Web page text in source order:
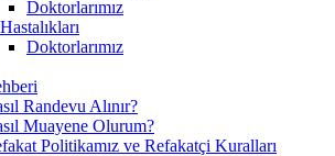
Doktorlarımız
Doktorlarımız
Randevu Alınır?
Muayene Olurum?
Politikamız ve Refakatçi Kuralları